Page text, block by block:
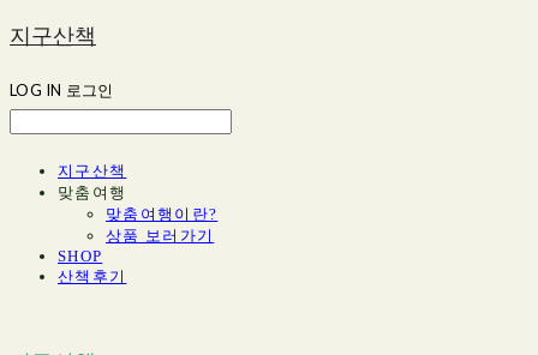
지구산책
LOG IN 로그인
지구산책
맞춤여행
맞춤여행이란?
상품 보러가기
SHOP
산책후기